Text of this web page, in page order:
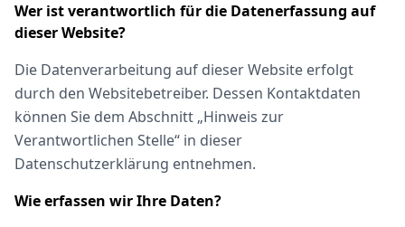
Wer ist verantwortlich für die Datenerfassung auf
dieser Website?
Die Datenverarbeitung auf dieser Website erfolgt
durch den Websitebetreiber. Dessen Kontaktdaten
können Sie dem Abschnitt „Hinweis zur
Verantwortlichen Stelle“ in dieser
Datenschutzerklärung entnehmen.
Wie erfassen wir Ihre Daten?